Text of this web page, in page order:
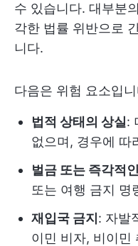
수 있습니다. 대부분
각한 법률 위반으로
니다.
다음은 위험 요소입
법적 상태의 상실:
없으며, 경우에 따
벌금 또는 즉각적
또는 여행 금지 명
재입국 금지 : 자발
이민 비자, 비이민